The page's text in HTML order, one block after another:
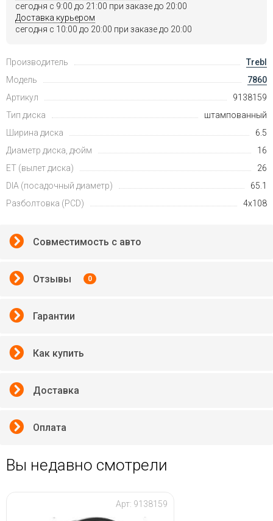
сегодня c 9:00 до 21:00 при заказе до 20:00
Доставка курьером
сегодня c 10:00 до 20:00 при заказе до 20:00
Производитель
Trebl
Модель
7860
Артикул
9138159
Тип диска
штампованный
Ширина диска
6.5
Диаметр диска, дюйм
16
ET (вылет диска)
26
DIA (посадочный диаметр)
65.1
Разболтовка (PCD)
4x108
Совместимость с авто
Отзывы 0
Гарантии
Как купить
Доставка
Оплата
Вы недавно смотрели
Арт: 9138159